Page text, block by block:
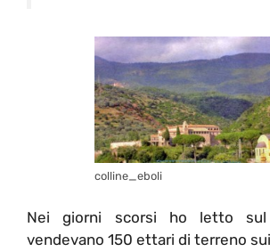
colline_eboli
Nei giorni scorsi ho letto
vendevano 150 ettari di terreno